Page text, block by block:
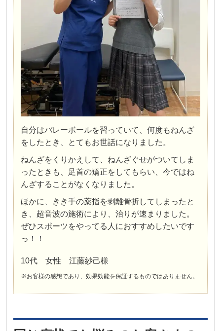
自分はバレーボールを習っていて、何度もねんざ
をしたとき、とてもお世話になりました。
ねんざをくりかえして、ねんざぐせがついてしま
ったときも、足首の矯正をしてもらい、今ではね
んざすることがなくなりました。
ほかに、きき手の薬指を剥離骨折してしまったと
き、超音波の施術により、治りが速まりました。
ぜひスポーツをやってる人におすすめしたいです
っ！！
10代 女性 江藤紗己様
※お客様の感想であり、効果効能を保証するものではありません。